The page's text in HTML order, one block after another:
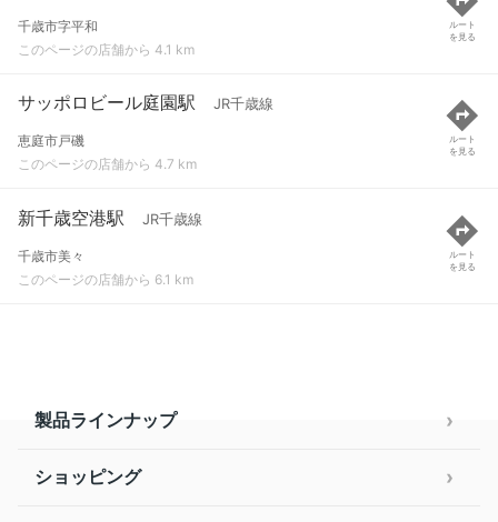
千歳市字平和
このページの店舗から 4.1 km
ルート
を見る
サッポロビール庭園駅 JR千歳線
恵庭市戸磯
このページの店舗から 4.7 km
ルート
を見る
新千歳空港駅 JR千歳線
千歳市美々
このページの店舗から 6.1 km
ルート
を見る
製品ラインナップ
ショッピング